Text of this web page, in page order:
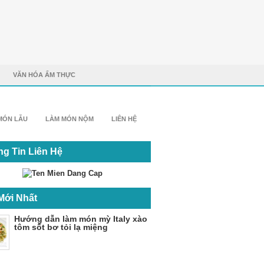
VĂN HÓA ẨM THỰC
LẪU LÀM MÓN NỘM LIÊN HỆ
Tin Liên Hệ
Nhất
Hướng dẫn làm món mỳ Italy xào
tôm sốt bơ tỏi lạ miệng